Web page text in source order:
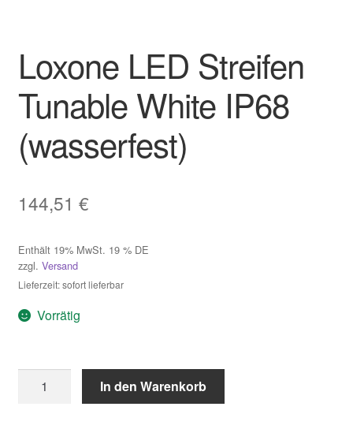
Loxone LED Streifen
Tunable White IP68
(wasserfest)
144,51 €
Enthält 19% MwSt. 19 % DE
zzgl. Versand
Lieferzeit: sofort lieferbar
Vorrätig
In den Warenkorb